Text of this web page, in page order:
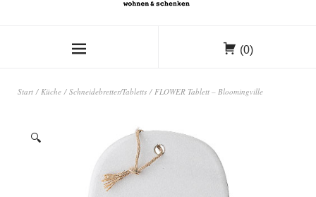
(0)
Start / Küche / Schneidebretter/Tabletts / FLOWER Tablett – Bloomingville
🔍